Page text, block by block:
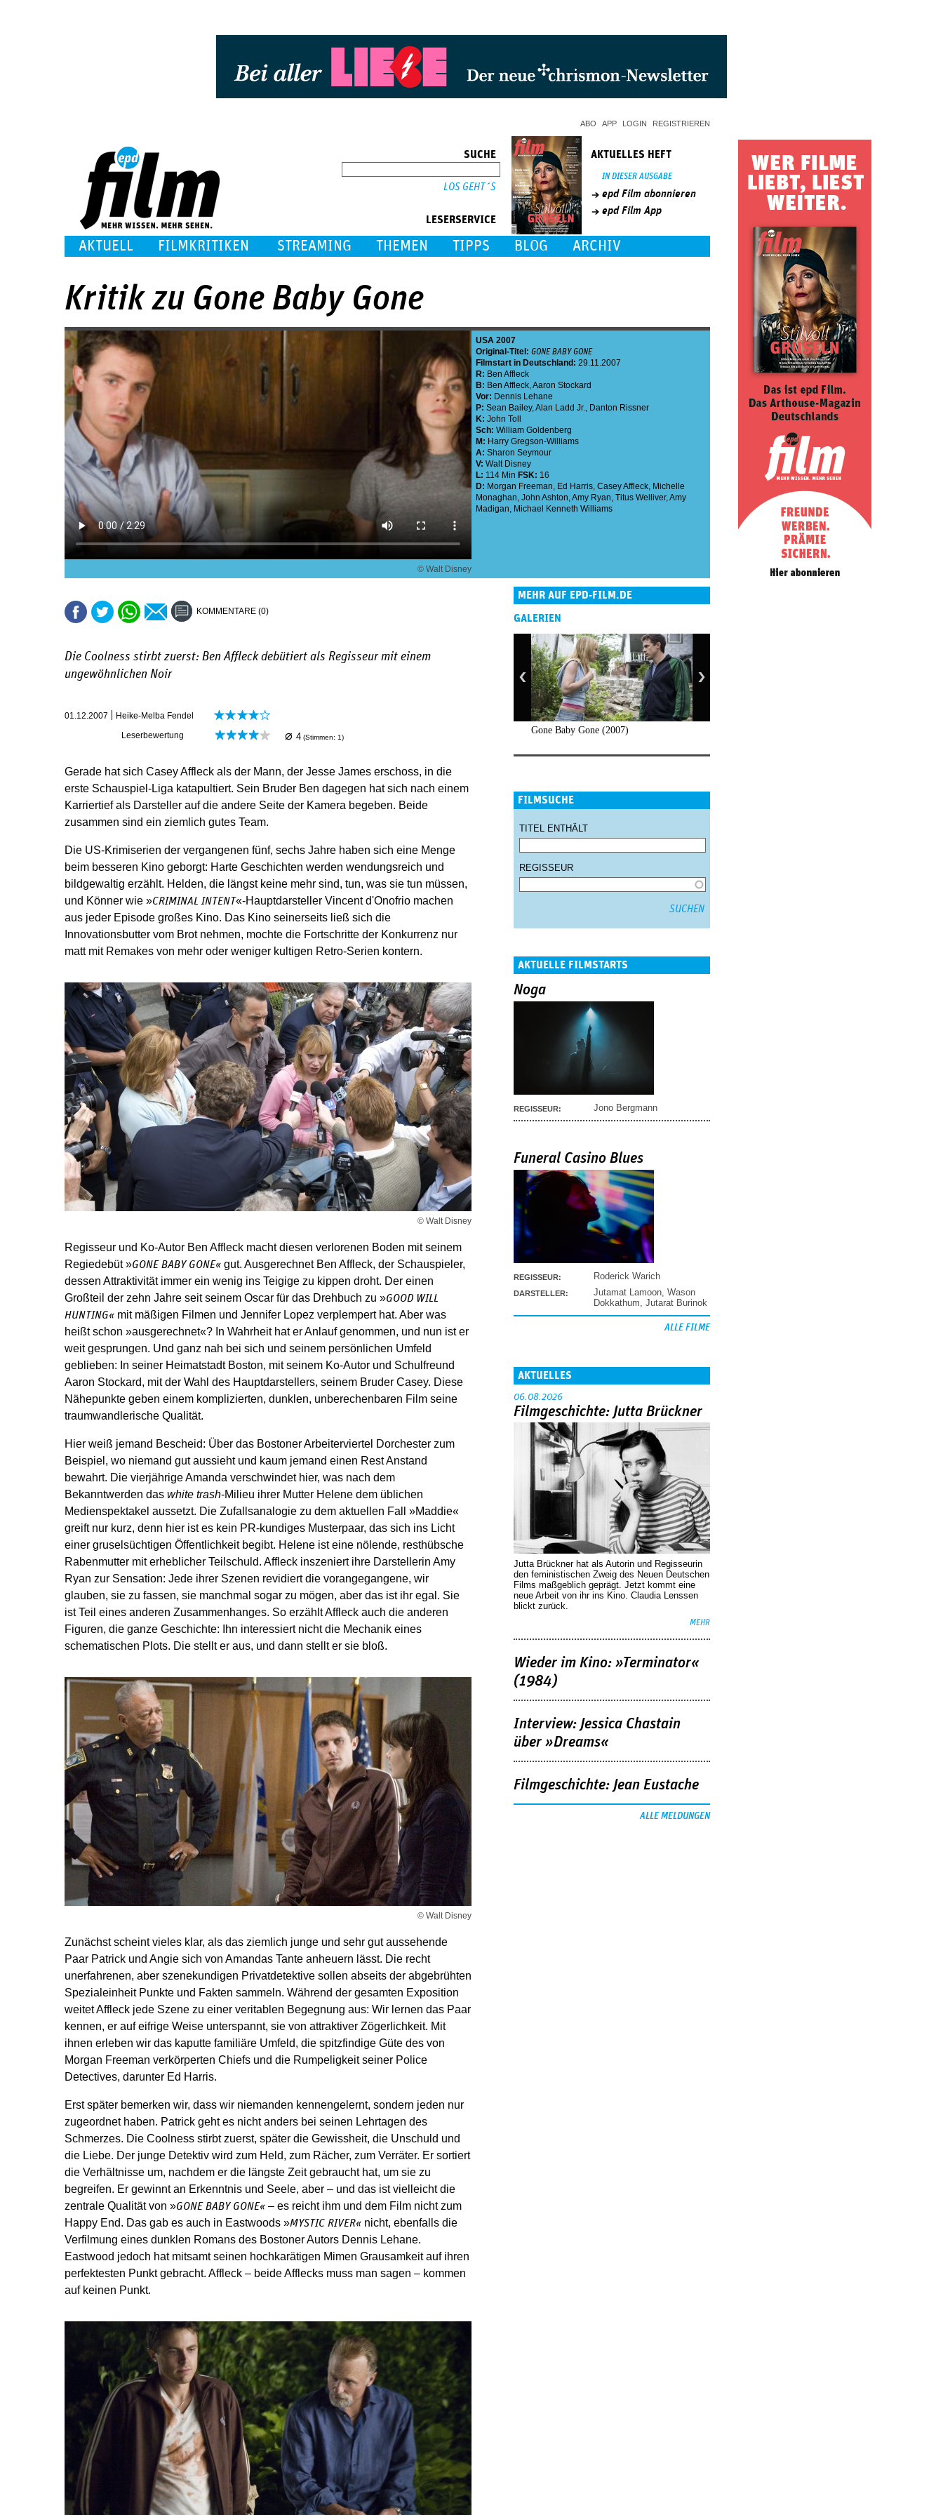
ABO APP LOGIN REGISTRIEREN
SUCHE
LESERSERVICE
AKTUELLES HEFT
IN DIESER AUSGABE
epd Film abonnieren
epd Film App
AKTUELL FILMKRITIKEN STREAMING THEMEN TIPPS BLOG ARCHIV
Kritik zu Gone Baby Gone
© Walt Disney
USA 2007
Original-Titel: GONE BABY GONE
Filmstart in Deutschland: 29.11.2007
R: Ben Affleck
B: Ben Affleck,Aaron Stockard
Vor: Dennis Lehane
P: Sean Bailey,Alan Ladd Jr., Danton Rissner
K: John Toll
Sch: William Goldenberg
M: Harry Gregson-Williams
A: Sharon Seymour
V: Walt Disney
L: 114 Min FSK: 16
D: Morgan Freeman, Ed Harris, Casey Affleck, Michelle
Monaghan, John Ashton,Amy Ryan, Titus Welliver,Amy
Madigan, Michael Kenneth Williams
KOMMENTARE (0)
Die Coolness stirbt zuerst: Ben Affleck debütiert als Regisseur mit einem
ungewöhnlichen Noir
01.12.2007
Heike-Melba Fendel
Leserbewertung
⌀ 4 (Stimmen: 1)
Gerade hat sich Casey Affleck als der Mann, der Jesse James erschoss, in die
erste Schauspiel-Liga katapultiert. Sein Bruder Ben dagegen hat sich nach einem
Karriertief als Darsteller auf die andere Seite der Kamera begeben. Beide
zusammen sind ein ziemlich gutes Team.
Die US-Krimiserien der vergangenen fünf, sechs Jahre haben sich eine Menge
beim besseren Kino geborgt: Harte Geschichten werden wendungsreich und
bildgewaltig erzählt. Helden, die längst keine mehr sind, tun, was sie tun müssen,
und Könner wie »CRIMINAL INTENT«-Hauptdarsteller Vincent d'Onofrio machen
aus jeder Episode großes Kino. Das Kino seinerseits ließ sich die
Innovationsbutter vom Brot nehmen, mochte die Fortschritte der Konkurrenz nur
matt mit Remakes von mehr oder weniger kultigen Retro-Serien kontern.
© Walt Disney
Regisseur und Ko-Autor Ben Affleck macht diesen verlorenen Boden mit seinem
Regiedebüt »GONE BABY GONE« gut. Ausgerechnet Ben Affleck, der Schauspieler,
dessen Attraktivität immer ein wenig ins Teigige zu kippen droht. Der einen
Großteil der zehn Jahre seit seinem Oscar für das Drehbuch zu »GOOD WILL
HUNTING« mit mäßigen Filmen und Jennifer Lopez verplempert hat. Aber was
heißt schon »ausgerechnet«? In Wahrheit hat er Anlauf genommen, und nun ist er
weit gesprungen. Und ganz nah bei sich und seinem persönlichen Umfeld
geblieben: In seiner Heimatstadt Boston, mit seinem Ko-Autor und Schulfreund
Aaron Stockard, mit der Wahl des Hauptdarstellers, seinem Bruder Casey. Diese
Nähepunkte geben einem komplizierten, dunklen, unberechenbaren Film seine
traumwandlerische Qualität.
Hier weiß jemand Bescheid: Über das Bostoner Arbeiterviertel Dorchester zum
Beispiel, wo niemand gut aussieht und kaum jemand einen Rest Anstand
bewahrt. Die vierjährige Amanda verschwindet hier, was nach dem
Bekanntwerden das white trash-Milieu ihrer Mutter Helene dem üblichen
Medienspektakel aussetzt. Die Zufallsanalogie zu dem aktuellen Fall »Maddie«
greift nur kurz, denn hier ist es kein PR-kundiges Musterpaar, das sich ins Licht
einer gruselsüchtigen Öffentlichkeit begibt. Helene ist eine nölende, resthübsche
Rabenmutter mit erheblicher Teilschuld. Affleck inszeniert ihre Darstellerin Amy
Ryan zur Sensation: Jede ihrer Szenen revidiert die vorangegangene, wir
glauben, sie zu fassen, sie manchmal sogar zu mögen, aber das ist ihr egal. Sie
ist Teil eines anderen Zusammenhanges. So erzählt Affleck auch die anderen
Figuren, die ganze Geschichte: Ihn interessiert nicht die Mechanik eines
schematischen Plots. Die stellt er aus, und dann stellt er sie bloß.
© Walt Disney
Zunächst scheint vieles klar, als das ziemlich junge und sehr gut aussehende
Paar Patrick und Angie sich von Amandas Tante anheuern lässt. Die recht
unerfahrenen, aber szenekundigen Privatdetektive sollen abseits der abgebrühten
Spezialeinheit Punkte und Fakten sammeln. Während der gesamten Exposition
weitet Affleck jede Szene zu einer veritablen Begegnung aus: Wir lernen das Paar
kennen, er auf eifrige Weise unterspannt, sie von attraktiver Zögerlichkeit. Mit
ihnen erleben wir das kaputte familiäre Umfeld, die spitzfindige Güte des von
Morgan Freeman verkörperten Chiefs und die Rumpeligkeit seiner Police
Detectives, darunter Ed Harris.
Erst später bemerken wir, dass wir niemanden kennengelernt, sondern jeden nur
zugeordnet haben. Patrick geht es nicht anders bei seinen Lehrtagen des
Schmerzes. Die Coolness stirbt zuerst, später die Gewissheit, die Unschuld und
die Liebe. Der junge Detektiv wird zum Held, zum Rächer, zum Verräter. Er sortiert
die Verhältnisse um, nachdem er die längste Zeit gebraucht hat, um sie zu
begreifen. Er gewinnt an Erkenntnis und Seele, aber – und das ist vielleicht die
zentrale Qualität von »GONE BABY GONE« – es reicht ihm und dem Film nicht zum
Happy End. Das gab es auch in Eastwoods »MYSTIC RIVER« nicht, ebenfalls die
Verfilmung eines dunklen Romans des Bostoner Autors Dennis Lehane.
Eastwood jedoch hat mitsamt seinen hochkarätigen Mimen Grausamkeit auf ihren
perfektesten Punkt gebracht. Affleck – beide Afflecks muss man sagen – kommen
auf keinen Punkt.
MEHR AUF EPD-FILM.DE
GALERIEN
Gone Baby Gone (2007)
FILMSUCHE
TITEL ENTHÄLT
REGISSEUR
AKTUELLE FILMSTARTS
Noga
REGISSEUR: Jono Bergmann
Funeral Casino Blues
REGISSEUR: Roderick Warich
DARSTELLER: Jutamat Lamoon Wason
Dokkathum Jutarat Burinok
ALLE FILME
AKTUELLES
06.08.2026
Filmgeschichte: Jutta Brückner
Jutta Brückner hat als Autorin und Regisseurin
den feministischen Zweig des Neuen Deutschen
Films maßgeblich geprägt. Jetzt kommt eine
neue Arbeit von ihr ins Kino. Claudia Lenssen
blickt zurück.
MEHR
Wieder im Kino: »Terminator«
(1984)
Interview: Jessica Chastain
über »Dreams«
Filmgeschichte: Jean Eustache
ALLE MELDUNGEN